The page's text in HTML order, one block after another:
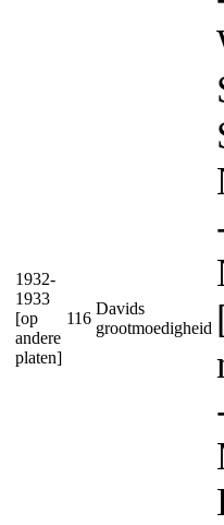
1932-
1933
[op
andere
platen]
116
Davids
grootmoedigheid